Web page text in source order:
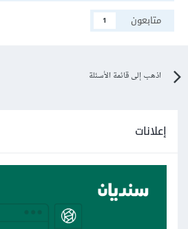
متابعون
1
اذهب إلى قائمة الأسئلة
إعلانات